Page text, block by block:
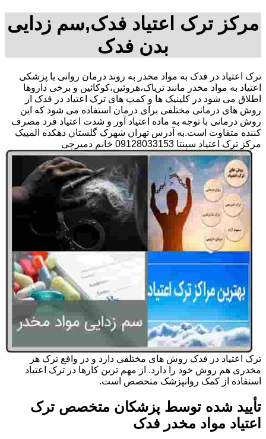
مرکز ترک اعتیاد فدک,سم زدایی
بدن فدک
ترک اعتیاد در فدک به مواد مخدر به روند درمان روانی یا پزشکی
اعتیاد به مواد مخدر مانند تریاک،هروئین،کوکائین و برخی داروها
اطلاق می شود در کلینیک ها و کمپ های ترک اعتیاد در فدک از
روش های درمانی مختلفی برای درمان استفاده می شود که این
روش درمانی با توجه به ماده اعتیاد آور و شدت اعتیاد فرد مصرف
کننده متفاوت است.به آدرس تهران شهرک گلستان دهکده المپیک
مرکز ترک اعتیاد سپنتا 09128033153 خانم دمیرچی
ترک اعتیاد در فدک روش های مختلفی دارد و در واقع ترک هر
مخدری هم روش خود را دارد. از مهم ترین کارها در ترک اعتیاد
استفاده از کمک روانپزشک متخصص است.
تأیید شده توسط پزشکان متخصص ترک
اعتیاد مواد مخدر فدک